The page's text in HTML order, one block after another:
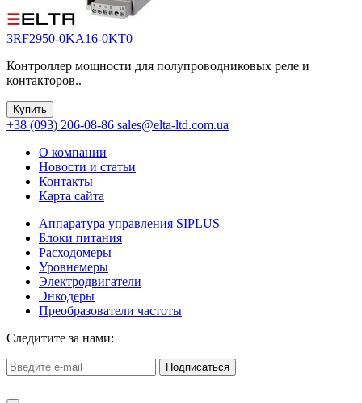
3RF2950-0KA16-0KT0
Контроллер мощности для полупроводниковых реле и
контакторов..
Купить
+38 (093) 206-08-86 sales@elta-ltd.com.ua
О компании
Новости и статьи
Контакты
Карта сайта
Аппаратура управления SIPLUS
Блоки питания
Расходомеры
Уровнемеры
Электродвигатели
Энкодеры
Преобразователи частоты
Следитите за нами:
Подписаться